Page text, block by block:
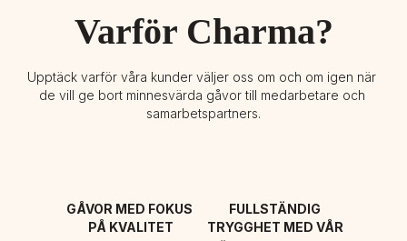
Varför Charma?
Upptäck varför våra kunder väljer oss om och om igen när
de vill ge bort minnesvärda gåvor till medarbetare och
samarbetspartners.
GÅVOR MED FOKUS
PÅ KVALITET
FULLSTÄNDIG
TRYGGHET MED VÅR